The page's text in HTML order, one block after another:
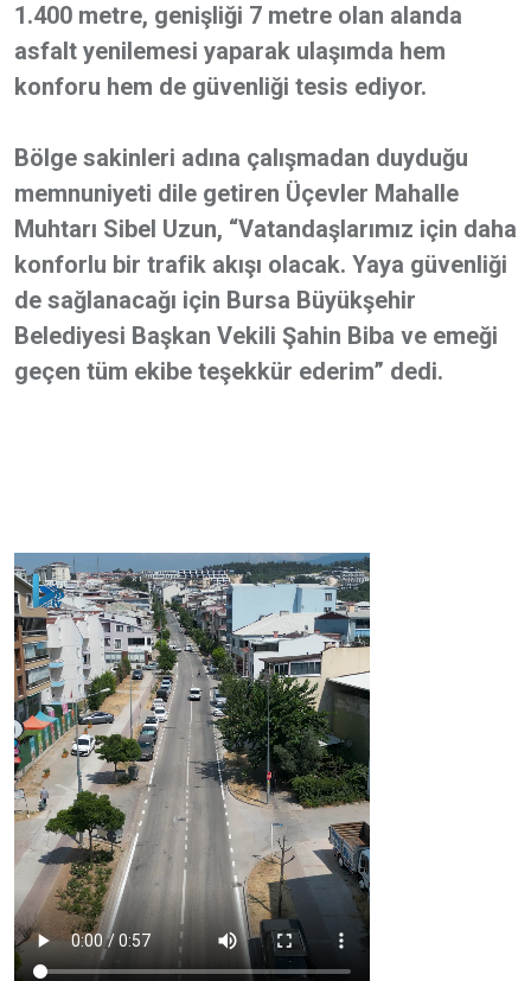
1.400 metre, genişliği 7 metre olan alanda
asfalt yenilemesi yaparak ulaşımda hem
konforu hem de güvenliği tesis ediyor.
Bölge sakinleri adına çalışmadan duyduğu
memnuniyeti dile getiren Üçevler Mahalle
Muhtarı Sibel Uzun, “Vatandaşlarımız için daha
konforlu bir trafik akışı olacak. Yaya güvenliği
de sağlanacağı için Bursa Büyükşehir
Belediyesi Başkan Vekili Şahin Biba ve emeği
geçen tüm ekibe teşekkür ederim” dedi.